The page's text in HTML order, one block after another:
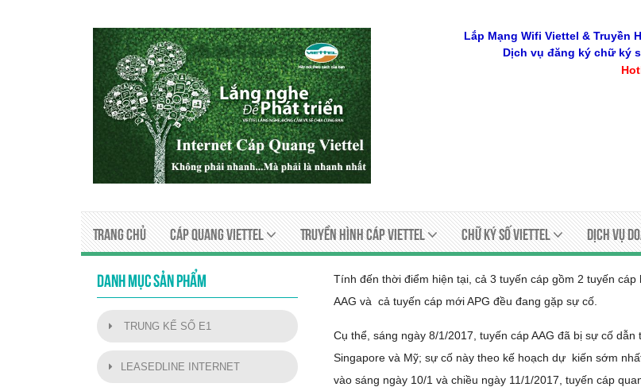
Lắp Mạng Wifi Viettel & Truyền
Dịch vụ đăng ký chữ ký
Trang chủ Cáp quang viettel Truyền Hình Cáp Viettel Chữ ký số viettel Dịch Vụ
DANH MỤC SẢN PHẨM
TRUNG KẾ SỐ E1
LEASEDLINE INTERNET
Tính đến thời điểm hiện tại, cả 3 tuyến cáp gồm 2 tuyến
AAG và cả tuyến cáp mới APG đều đang gặp sự cố.
Cụ thể, sáng ngày 8/1/2017, tuyến cáp AAG đã bị sự cố
Singapore và Mỹ; sự cố này theo kế hoạch dự kiến sớm
vào sáng ngày 10/1 và chiều ngày 11/1/2017, tuyến cáp